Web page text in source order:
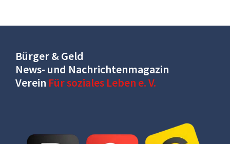
Bürger & Geld
News- und Nachrichtenmagazin
Verein Für soziales Leben e. V.